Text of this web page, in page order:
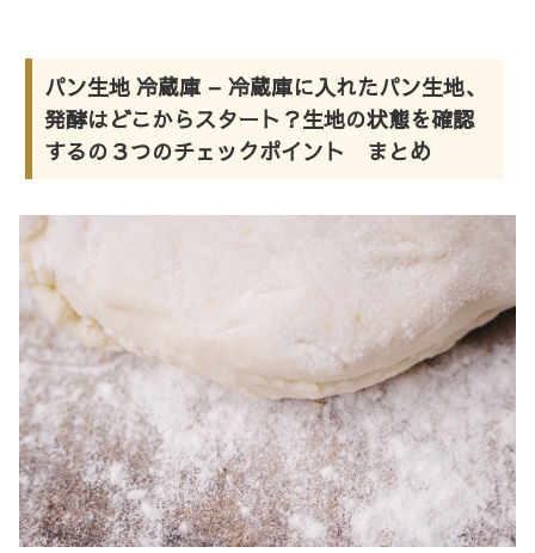
パン生地 冷蔵庫 – 冷蔵庫に入れたパン生地、
発酵はどこからスタート？生地の状態を確認
するの３つのチェックポイント まとめ